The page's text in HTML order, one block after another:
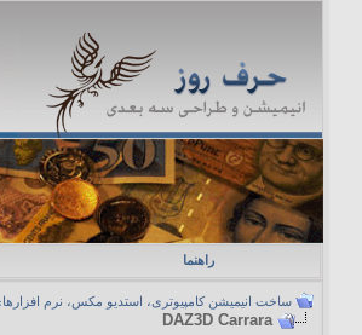
راهنما
ساخت انیمیشن کامپیوتری، استدیو مکس، نرم افزارهای
DAZ3D Carrara